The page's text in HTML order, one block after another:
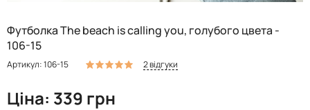
Футболка The beach is calling you, голубого цвета -
106-15
Артикул: 106-15 2 відгуки
Ціна: 339 грн